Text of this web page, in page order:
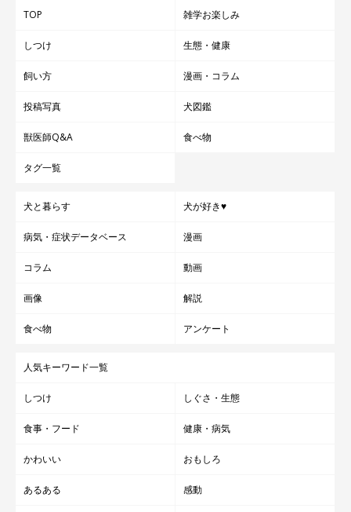
TOP 雑学お楽しみ
しつけ 生態・健康
飼い方 漫画・コラム
投稿写真 犬図鑑
獣医師Q&A 食べ物
タグ一覧
犬と暮らす 犬が好き♥
病気・症状データベース 漫画
コラム 動画
画像 解説
食べ物 アンケート
人気キーワード一覧
しつけ しぐさ・生態
食事・フード 健康・病気
かわいい おもしろ
あるある 感動